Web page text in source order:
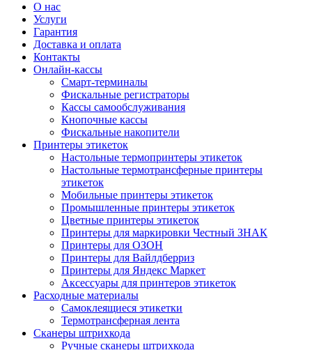
О нас
Услуги
Гарантия
Доставка и оплата
Контакты
Онлайн-кассы
Смарт-терминалы
Фискальные регистраторы
Кассы самообслуживания
Кнопочные кассы
Фискальные накопители
Принтеры этикеток
Настольные термопринтеры этикеток
Настольные термотрансферные принтеры
этикеток
Мобильные принтеры этикеток
Промышленные принтеры этикеток
Цветные принтеры этикеток
Принтеры для маркировки Честный ЗНАК
Принтеры для ОЗОН
Принтеры для Вайлдберриз
Принтеры для Яндекс Маркет
Аксессуары для принтеров этикеток
Расходные материалы
Самоклеящиеся этикетки
Термотрансферная лента
Сканеры штрихкода
Ручные сканеры штрихкода